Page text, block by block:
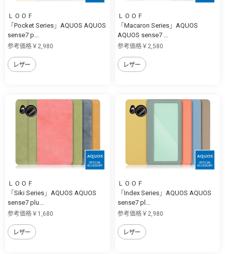
ＬＯＯＦ
「Pocket Series」AQUOS AQUOS
sense7 p...
参考価格￥2,980
レザー
ＬＯＯＦ
「Macaron Series」AQUOS
AQUOS sense7 ...
参考価格￥2,580
レザー
ＬＯＯＦ
「Siki Series」AQUOS AQUOS
sense7 plu...
参考価格￥1,680
レザー
ＬＯＯＦ
「Index Series」AQUOS AQUOS
sense7 pl...
参考価格￥2,980
レザー